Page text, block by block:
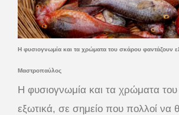
Η φυσιογνωμία και τα χρώματα του σκάρου φαντάζουν
Μαστροπαύλος
Η φυσιογνωμία και τα χρώματα
εξωτικά, σε σημείο που πολλοί να